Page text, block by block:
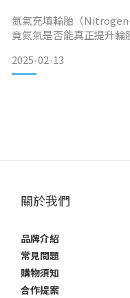
氮氣充填輪胎（
竟氮氣是否能真正提升輪
本篇文章將深入解析氮氣
合您的用車需求。1. 氮氣
以維持適當胎壓更久，
2025-02-13
關於我們
品牌介紹
常見問題
購物須知
合作提案